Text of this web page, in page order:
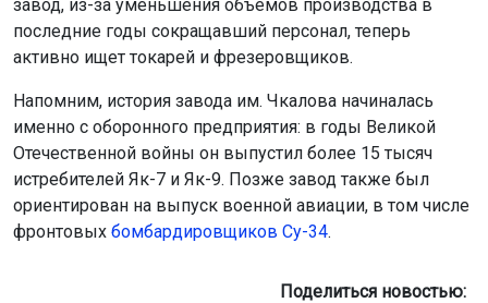
завод, из-за уменьшения объемов производства в
последние годы сокращавший персонал, теперь
активно ищет токарей и фрезеровщиков.
Напомним, история завода им. Чкалова начиналась
именно с оборонного предприятия: в годы Великой
Отечественной войны он выпустил более 15 тысяч
истребителей Як-7 и Як-9. Позже завод также был
ориентирован на выпуск военной авиации, в том числе
фронтовых бомбардировщиков Су-34.
Поделиться новостью: